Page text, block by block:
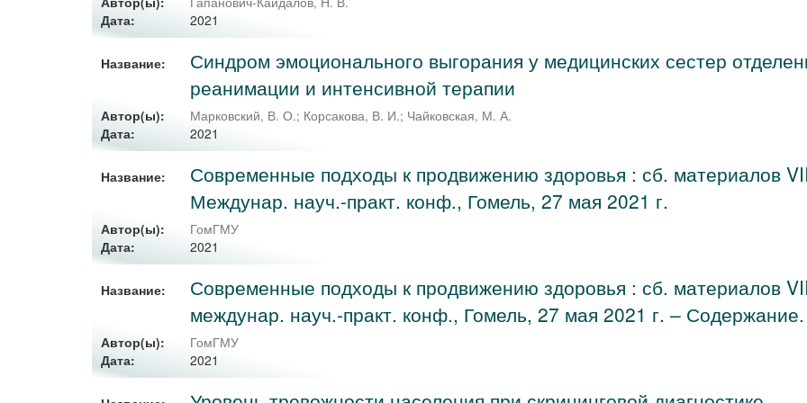
Дата:
2021
Название:
Синдром эмоционального выгорания у медицинских сестер
реанимации и интенсивной терапии
Автор(ы): Марковский, В. О.; Корсакова, В. И.; Чайковская, М. А.
Дата:
2021
Название:
Современные подходы к продвижению здоровья : сб. материалов
Междунар. науч.-практ. конф., Гомель, 27 мая 2021 г.
Автор(ы):
ГомГМУ
Дата:
2021
Название:
Современные подходы к продвижению здоровья : сб. материалов
междунар. науч.-практ. конф., Гомель, 27 мая 2021 г. – Содержание.
Автор(ы):
ГомГМУ
Дата:
2021